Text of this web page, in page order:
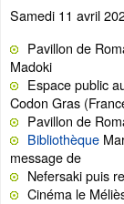
Samedi 11 avril
Pavillon de
Madoki
Espace public
Codon Gras
Pavillon de
Bibliothèque
message de
Nefersaki puis
Cinéma le